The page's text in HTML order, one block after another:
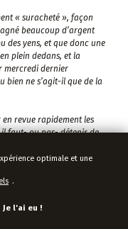
« suracheté », façon
beaucoup d’argent
des yens, et que donc une
plein dedans, et la
mercredi dernier
bien ne s’agit-il que de la
revue rapidement les
il faut- ou pas- détenir de
en dollar ? Vérifions
optimale et une
.
Je l'ai eu !